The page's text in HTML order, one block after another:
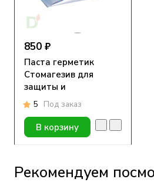
850 ₽
Паста герметик
Стомагезив для
защиты и
выравнивания кожи
60гр.
5 Под заказ
В корзину
Рекомендуем